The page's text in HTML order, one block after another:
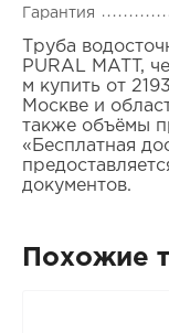
Гарантия
Труба
PURAL MATT,
м купить от
Москве и
также объёмы
«Бесплатная
документов.
Похожие